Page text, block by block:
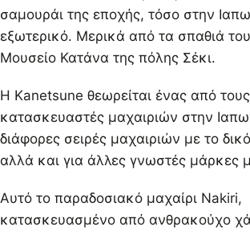
σαμουράι της εποχής, τόσο στην
εξωτερικό. Μερικά από τα σπαθιά του
Μουσείο Κατάνα της πόλης Σέκι.
Η Kanetsune θεωρείται ένας από
κατασκευαστές μαχαιριών στην
διάφορες σειρές μαχαιριών με το
αλλά και για άλλες γνωστές μάρκες
Αυτό το παραδοσιακό μαχαίρι Nakiri,
κατασκευασμένο από ανθρακούχο